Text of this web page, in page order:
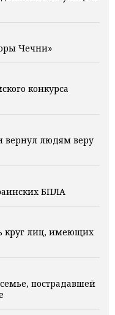
Чечни»
конкурса
вернул людям веру
БПЛА
круг лиц, имеющих
пострадавшей